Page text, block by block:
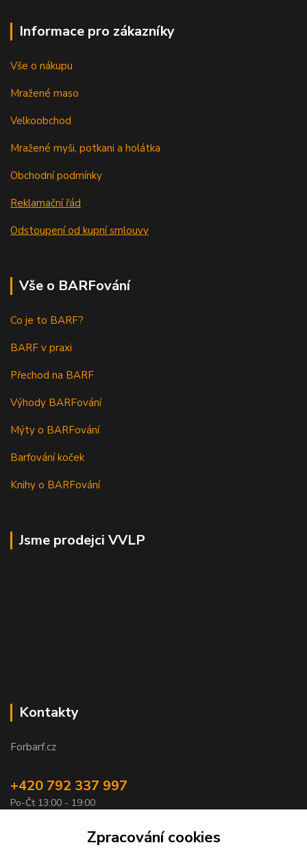
Informace pro zákazníky
Vše o nákupu
Mražené maso
Velkoobchod
Mražené myši, potkani a holátka
Obchodní podmínky
Reklamační řád
Odstoupení od kupní smlouvy
Vše o BARFování
Co je to BARF?
BARF v praxi
Přechod na BARF
Výhody BARFování
Mýty o BARFování
Barfování koček
Knihy o BARFování
Jsme prodejci VVLP
Kontakty
Forbarf.cz
+420 792 337 997
Po-Čt 13:00 - 19:00
objednavky@forbarf.czZpracování cookies